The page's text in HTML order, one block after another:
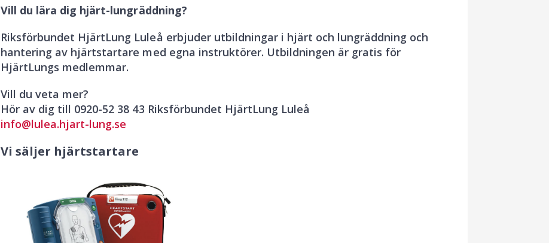
Vill du lära dig hjärt-lungräddning?
Riksförbundet HjärtLung Luleå erbjuder utbildningar i hjärt och lungräddning och
hantering av hjärtstartare med egna instruktörer. Utbildningen är gratis för
HjärtLungs medlemmar.
Vill du veta mer?
Hör av dig till 0920-52 38 43 Riksförbundet HjärtLung Luleå
info@lulea.hjart-lung.se
Vi säljer hjärtstartare